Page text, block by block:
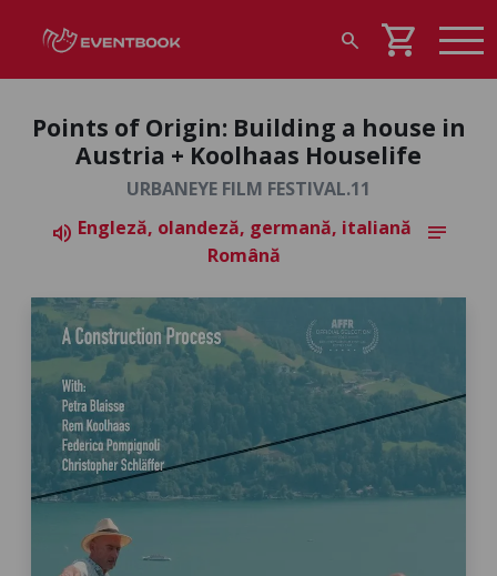
search shopping_cart
Points of Origin: Building a house in
Austria + Koolhaas Houselife
URBANEYE FILM FESTIVAL.11
volume_up Engleză, olandeză, germană, italiană notes
Română